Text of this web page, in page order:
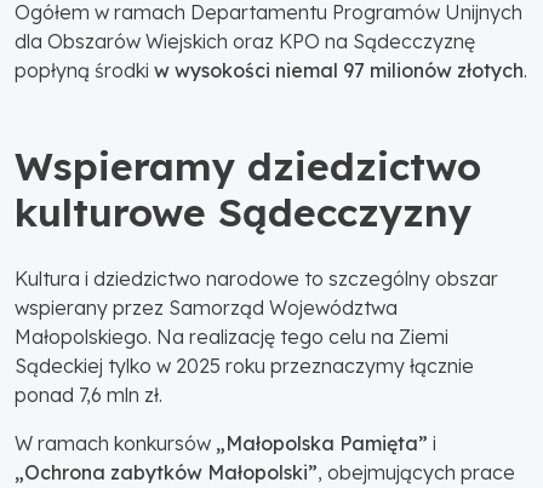
Ogółem w ramach Departamentu Programów Unijnych
dla Obszarów Wiejskich oraz KPO na Sądecczyznę
popłyną środki w wysokości niemal 97 milionów złotych.
Wspieramy dziedzictwo
kulturowe Sądecczyzny
Kultura i dziedzictwo narodowe to szczególny obszar
wspierany przez Samorząd Województwa
Małopolskiego. Na realizację tego celu na Ziemi
Sądeckiej tylko w 2025 roku przeznaczymy łącznie
ponad 7,6 mln zł.
W ramach konkursów „Małopolska Pamięta” i
„Ochrona zabytków Małopolski”, obejmujących prace